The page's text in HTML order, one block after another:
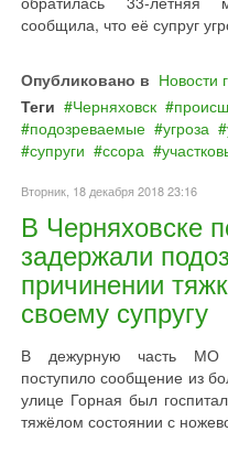
сообщила, что её супруг
Опубликовано в Новости
Теги
Черняховск
подозреваемые
угроза
супруги
ссора
Вторник, 18 декабря 2018 23:16
В Черняховске
задержали
причинении
своему супругу
В дежурную часть МО
поступило сообщение из
улице Горная был
тяжёлом состоянии с